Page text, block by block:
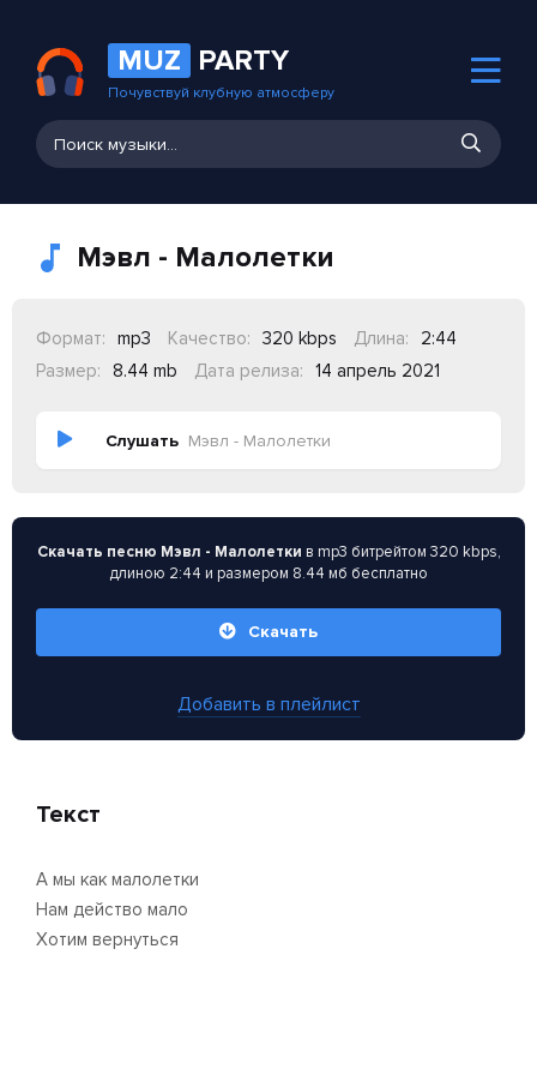
MUZ PARTY
Почувствуй клубную атмосферу
Мэвл - Малолетки
Формат: mp3 Качество: 320 kbps Длина:
2:44
Размер:
8.44 mb Дата релиза: 14 апрель 2021
Слушать Мэвл - Малолетки
Скачать песню Мэвл - Малолетки в mp3 битрейтом 320 kbps,
длиною 2:44 и размером 8.44 мб бесплатно
Скачать
Добавить в плейлист
Текст
А мы как малолетки
Нам действо мало
Хотим вернуться